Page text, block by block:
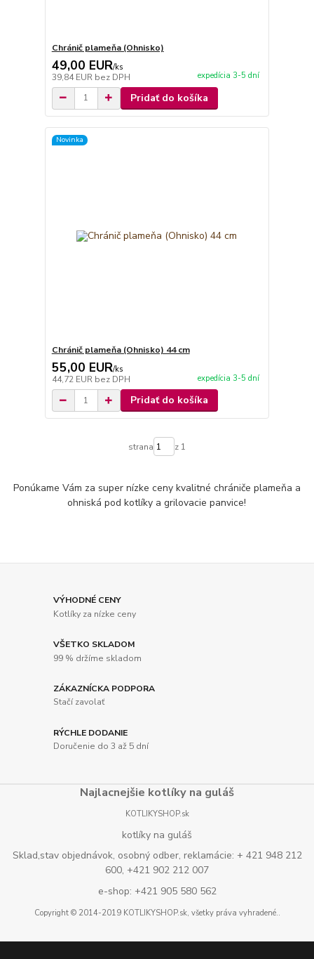
Chránič plameňa (Ohnisko)
49,00 EUR/ks
39,84 EUR bez DPH expedícia 3-5 dní
Pridať do košíka
Novinka
Chránič plameňa (Ohnisko) 44 cm
55,00 EUR/ks
44,72 EUR bez DPH expedícia 3-5 dní
Pridať do košíka
strana z 1
Ponúkame Vám za super nízke ceny kvalitné chrániče plameňa a
ohniská pod kotlíky a grilovacie panvice!
VÝHODNÉ CENY
Kotlíky za nízke ceny
VŠETKO SKLADOM
99 % držíme skladom
ZÁKAZNÍCKA PODPORA
Stačí zavolať
RÝCHLE DODANIE
Doručenie do 3 až 5 dní
Najlacnejšie kotlíky na guláš
KOTLIKYSHOP.sk
kotlíky na guláš
Sklad,stav objednávok, osobný odber, reklamácie: + 421 948 212
600, +421 902 212 007
e-shop: +421 905 580 562
Copyright © 2014-2019 KOTLIKYSHOP.sk, všetky práva vyhradené..